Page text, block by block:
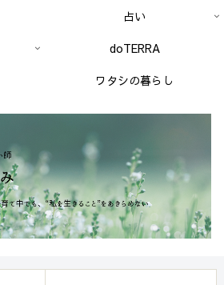
占い
doTERRA
ワタシの暮らし